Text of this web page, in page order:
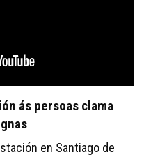
ás persoas clama
en Santiago de